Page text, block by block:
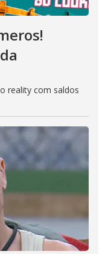
reality com saldos